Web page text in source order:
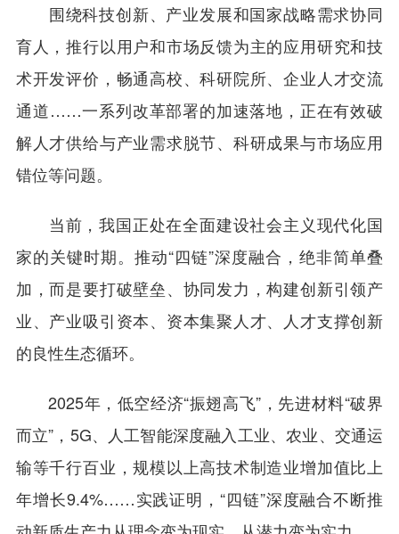
围绕科技创新、产业发展和国家战略需求协同
育人，推行以用户和市场反馈为主的应用研究和技
术开发评价，畅通高校、科研院所、企业人才交流
通道……一系列改革部署的加速落地，正在有效破
解人才供给与产业需求脱节、科研成果与市场应用
错位等问题。
当前，我国正处在全面建设社会主义现代化国
家的关键时期。推动“四链”深度融合，绝非简单叠
加，而是要打破壁垒、协同发力，构建创新引领产
业、产业吸引资本、资本集聚人才、人才支撑创新
的良性生态循环。
2025年，低空经济“振翅高飞”，先进材料“破界
而立”，5G、人工智能深度融入工业、农业、交通运
输等千行百业，规模以上高技术制造业增加值比上
年增长9.4%……实践证明，“四链”深度融合不断推